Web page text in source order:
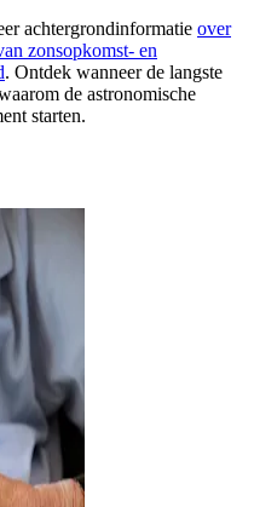
achtergrondinformatie over
zonsopkomst- en
. Ontdek wanneer de langste
de astronomische
starten.